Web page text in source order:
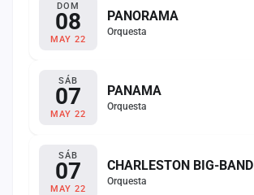
DOM
08
MAY 22
PANORAMA
Orquesta
SÁB
07
MAY 22
PANAMA
Orquesta
SÁB
07
MAY 22
CHARLESTON BIG-BAND
Orquesta